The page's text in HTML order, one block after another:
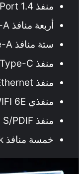
منفذ DisplayPort 1.4.
أربعة منافذ USB 3.2 Gen 1 Type-A.
ستة منافذ USB 3.2 Gen 2 Type-A
منفذ USB 3.2 Gen 2 Type-C
منفذ Intel 2.5 Ethernet.
منفذي WIFI 6E.
منفذ Optical S/PDIF.
خمسة منافذ Audio Jack مطلية بالذهب.